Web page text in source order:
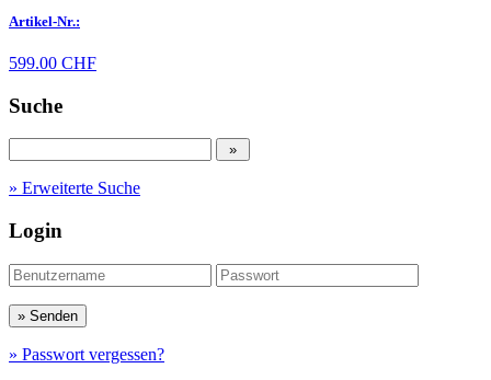
Artikel-Nr.:
599.00 CHF
Suche
» Erweiterte Suche
Login
» Passwort vergessen?